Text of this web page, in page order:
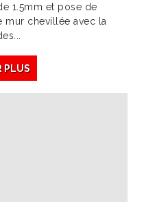
1.5mm et pose de
mur chevillée avec la
PLUS